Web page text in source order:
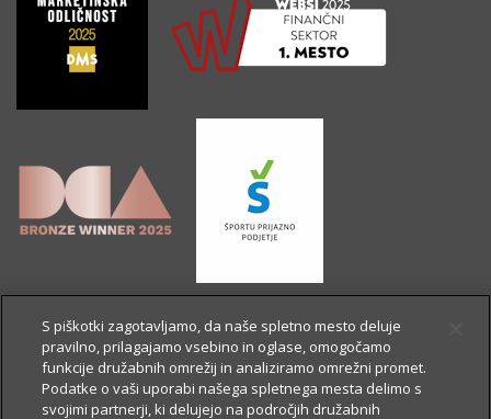
S piškotki zagotavljamo, da naše spletno mesto deluje
pravilno, prilagajamo vsebino in oglase, omogočamo
funkcije družabnih omrežij in analiziramo omrežni promet.
Podatke o vaši uporabi našega spletnega mesta delimo s
svojimi partnerji, ki delujejo na področjih družabnih